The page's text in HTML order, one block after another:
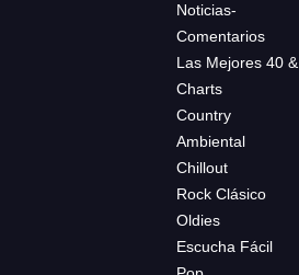
Noticias-
Comentarios
Las Mejores 40 &
Charts
Country
Ambiental
Chillout
Rock Clásico
Oldies
Escucha Fácil